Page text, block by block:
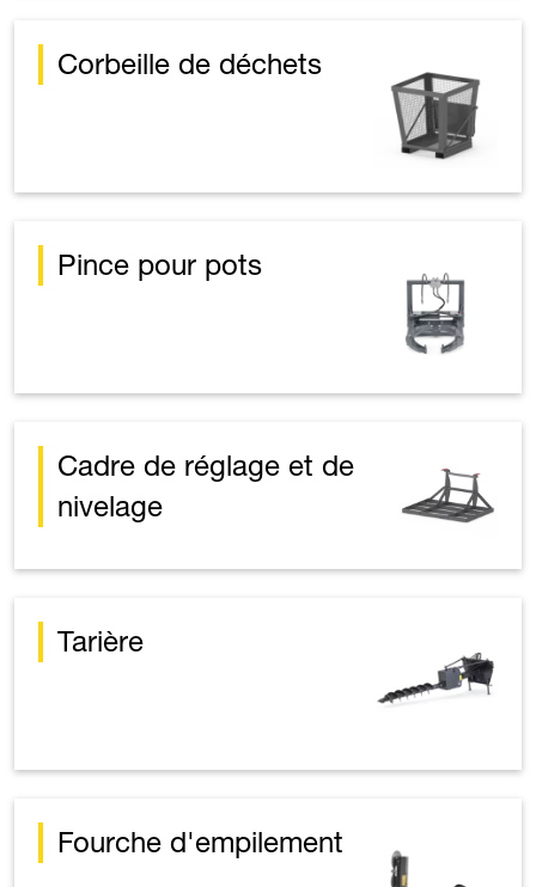
Corbeille de déchets
Pince pour pots
Cadre de réglage et de
nivelage
Tarière
Fourche d'empilement